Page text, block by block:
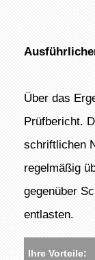
Über das
Prüfbericht.
schriftlichen
regelmäßig
gegenüber
entlasten.
Ihre Vorteile: